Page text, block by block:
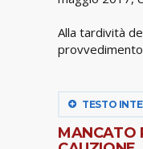
Alla tardività
TESTO
MANCATO